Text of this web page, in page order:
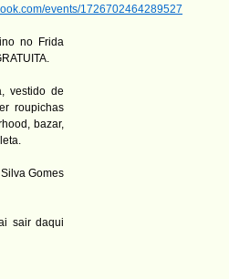
events/1726702464289527
no Frida
vestido de
roupichas
bazar,
Gomes
sair daqui